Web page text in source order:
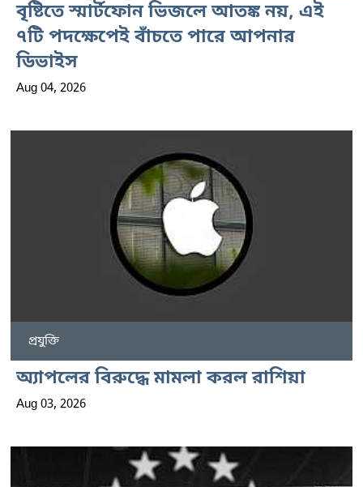
বৃষ্টিতে স্মার্টফোন ভিজলে আতঙ্ক নয়, এই
৭টি পদক্ষেপেই বাঁচতে পারে আপনার
ডিভাইস
Aug 04, 2026
প্রযুক্তি
অ্যাপলের বিরুদ্ধে মামলা করল রাশিয়া
Aug 03, 2026